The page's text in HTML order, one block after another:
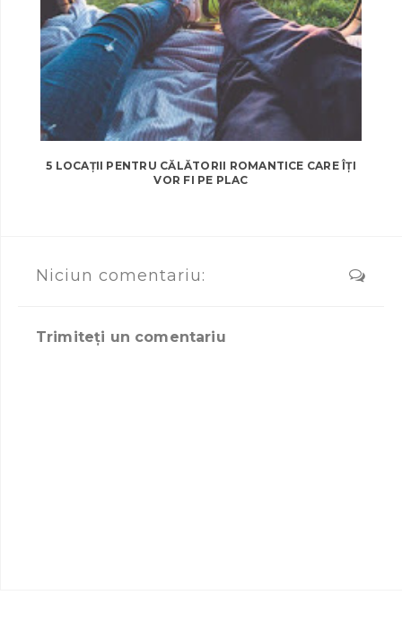
5 LOCAȚII PENTRU CĂLĂTORII ROMANTICE CARE ÎȚI
VOR FI PE PLAC
Niciun comentariu:
Trimiteți un comentariu